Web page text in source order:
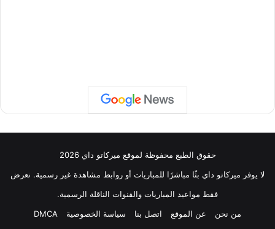
حقوق الطبع محفوظة لموقع ميركاتو داي 2026
لا يوفر ميركاتو داي بثًا مباشرًا للمباريات أو روابط مشاهدة غير رسمية. نعرض
فقط مواعيد المباريات والقنوات الناقلة الرسمية.
من نحن
عن الموقع اتصل بنا سياسة الخصوصية DMCA